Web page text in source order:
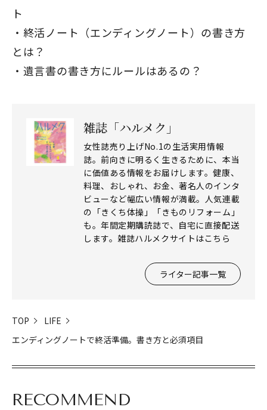
ト
終活ノート（エンディングノート）の書き方
とは？
遺言書の書き方にルールはあるの？
雑誌「ハルメク」
女性誌売り上げNo.1の生活実用情報
誌。前向きに明るく生きるために、本当
に価値ある情報をお届けします。健康、
料理、おしゃれ、お金、著名人のインタ
ビューなど幅広い情報が満載。人気連載
の「きくち体操」「きものリフォーム」
も。年間定期購読誌で、自宅に直接配送
します。雑誌ハルメクサイトはこちら
ライター記事一覧
TOP
LIFE
エンディングノートで終活準備。書き方と必須項目
RECOMMEND